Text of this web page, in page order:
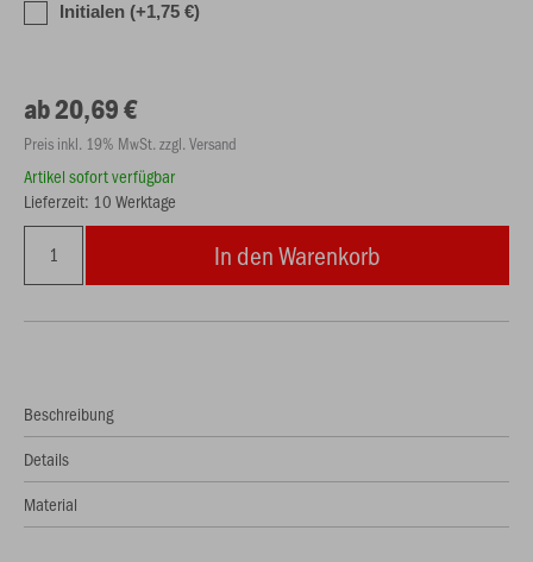
Initialen (+1,75 €)
ab 20,69 €
Preis inkl. 19% MwSt. zzgl. Versand
Artikel sofort verfügbar
Lieferzeit: 10 Werktage
In den Warenkorb
Beschreibung
Details
Material